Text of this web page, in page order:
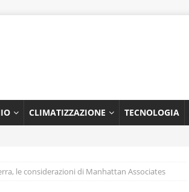
CLIMATIZZAZIONE TECNOLOGIA
le considerazioni di Manhattan Associates